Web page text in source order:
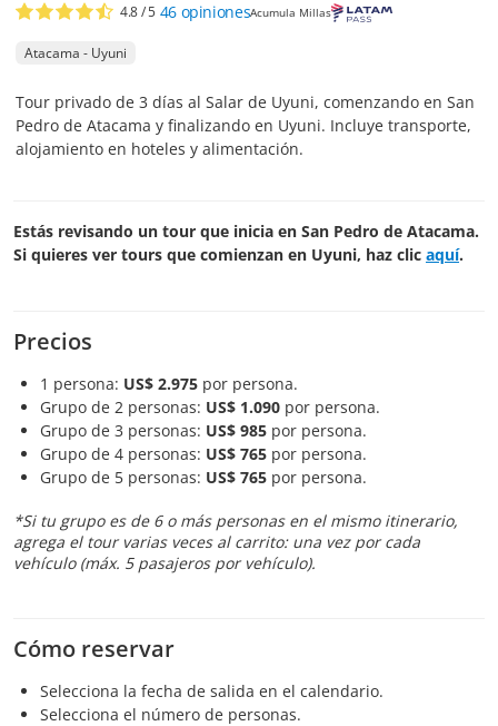
4.8/ 5 46 opinionesAcumula Millas
Atacama - Uyuni
Tour privado de 3 días al Salar de Uyuni, comenzando en San
Pedro de Atacama y finalizando en Uyuni. Incluye transporte,
alojamiento en hoteles y alimentación.
Estás revisando un tour que inicia en San Pedro de Atacama.
Si quieres ver tours que comienzan en Uyuni, haz clic aquí.
Precios
1 persona: US$ 2.975 por persona.
Grupo de 2 personas: US$ 1.090 por persona.
Grupo de 3 personas: US$ 985 por persona.
Grupo de 4 personas: US$ 765 por persona.
Grupo de 5 personas: US$ 765 por persona.
*Si tu grupo es de 6 o más personas en el mismo itinerario,
agrega el tour varias veces al carrito: una vez por cada
vehículo (máx. 5 pasajeros por vehículo).
Cómo reservar
Selecciona la fecha de salida en el calendario.
Selecciona el número de personas.